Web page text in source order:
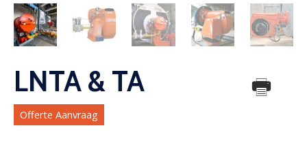
LNTA & TA
Offerte Aanvraag